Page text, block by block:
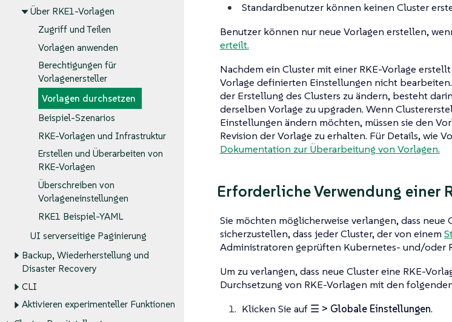
Über RKE1-Vorlagen
Zugriff und Teilen
Vorlagen anwenden
Berechtigungen für
Vorlagenersteller
Vorlagen durchsetzen
Beispiel-Szenarios
RKE-Vorlagen und Infrastruktur
Erstellen und Überarbeiten von
RKE-Vorlagen
Überschreiben von
Vorlageneinstellungen
RKE1 Beispiel-YAML
UI serverseitige Paginierung
Backup, Wiederherstellung und
Disaster Recovery
CLI
Aktivieren experimenteller Funktionen
Standardbenutzer können keinen Cluster
Benutzer können nur neue Vorlagen erstellen,
erteilt.
Nachdem ein Cluster mit einer RKE-Vorlage
Vorlage definierten Einstellungen nicht
der Erstellung des Clusters zu ändern, besteht
derselben Vorlage zu upgraden. Wenn
Einstellungen ändern möchten, müssen sie den
Revision der Vorlage zu erhalten. Für Details, wie
Dokumentation zur Überarbeitung von Vorlagen.
Erforderliche Verwendung einer
Sie möchten möglicherweise verlangen, dass neue
sicherzustellen, dass jeder Cluster, der von einem
Administratoren geprüften Kubernetes- und/oder
Um zu verlangen, dass neue Cluster eine RKE-
Durchsetzung von RKE-Vorlagen mit den
Klicken Sie auf ☰ > Globale Einstellungen.